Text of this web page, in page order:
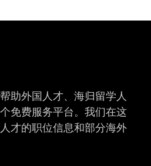
助外国人才、海归留学人
免费服务平台。我们在这
才的职位信息和部分海外